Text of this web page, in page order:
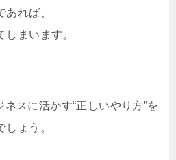
れば、
まいます。
スに活かす“正しいやり方”を
ょう。